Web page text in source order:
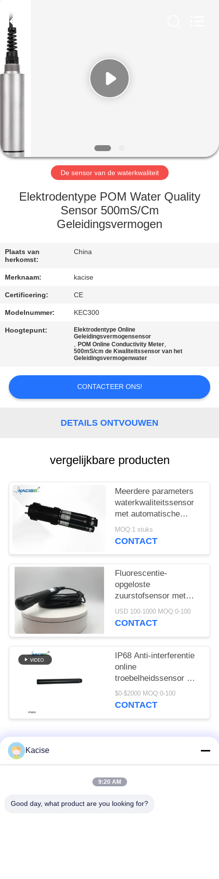
HUIS
PRODUCTEN
ONGEVEER
ONS
FABRIEKSREIS
KWALITEITSCONTROLE
CONTACTEER
NIEUWS
GEVALLEN
OM EEN
CITAAT
SITEMAP
PRIVACYBELEID
Kacise
Optronics
Co.,Ltd..
Rights
Reserved.
De sensor van de waterkwaliteit
Elektrodentype POM Water Quality
Sensor 500mS/Cm
Geleidingsvermogen
Plaats van
herkomst:
China
Merknaam: kacise
Certificering: CE
Modelnummer: KEC300
Hoogtepunt:
Elektrodentype Online
Geleidingsvermogensensor
,POM Online Conductivity Meter,
500mS/cm de Kwaliteitssensor van het
Geleidingsvermogenwater
CONTACTEER ONS!
DETAILS ONTVOUWEN
vergelijkbare producten
Meerdere parameters
waterkwaliteitssensor
met automatische
reinigingsfunctie
MOQ:1 stuks
CONTACT
Fluorescentie-
opgeloste
zuurstofsensor met
automatische
temperatuurcompensatie
uitgang
USD 100-1000 MOQ:0-100
CONTACT
IP68 Anti-interferentie
online
troebelheidssensor met
een resolutie van 0,1
NTU voor industriële
$0-$2000 MOQ:0-100
CONTACT
populaire categorieën
Precieze druksensor
Kacise
9:20 AM
Good day, what product are you looking for?